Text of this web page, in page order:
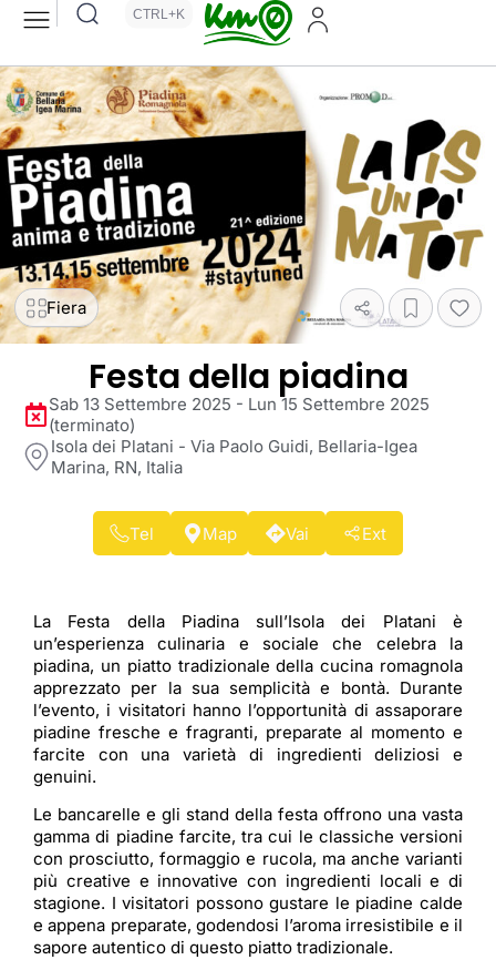
CTRL+K
Fiera
Festa della piadina
Sab 13 Settembre 2025 - Lun 15 Settembre 2025
(terminato)
Isola dei Platani - Via Paolo Guidi, Bellaria-Igea
Marina, RN, Italia
Tel Map Vai Ext
La Festa della Piadina sull’Isola dei Platani è
un’esperienza culinaria e sociale che celebra la
piadina, un piatto tradizionale della cucina romagnola
apprezzato per la sua semplicità e bontà. Durante
l’evento, i visitatori hanno l’opportunità di assaporare
piadine fresche e fragranti, preparate al momento e
farcite con una varietà di ingredienti deliziosi e
genuini.
Le bancarelle e gli stand della festa offrono una vasta
gamma di piadine farcite, tra cui le classiche versioni
con prosciutto, formaggio e rucola, ma anche varianti
più creative e innovative con ingredienti locali e di
stagione. I visitatori possono gustare le piadine calde
e appena preparate, godendosi l’aroma irresistibile e il
sapore autentico di questo piatto tradizionale.